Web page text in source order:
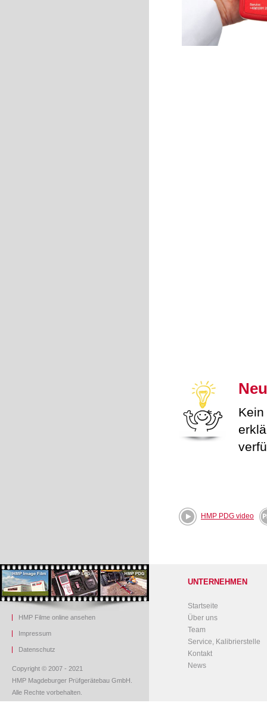
HMP PDG video
HMP Filme online ansehen
Impressum
Datenschutz
Copyright © 2007 - 2021
HMP Magdeburger Prüfgerätebau GmbH.
Alle Rechte vorbehalten.
UNTERNEHMEN
Startseite
Über uns
Team
Service, Kalibrierstelle
Kontakt
News